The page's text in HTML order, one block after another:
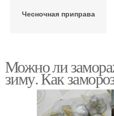
Чесночная приправа
Можно ли
зиму. Как